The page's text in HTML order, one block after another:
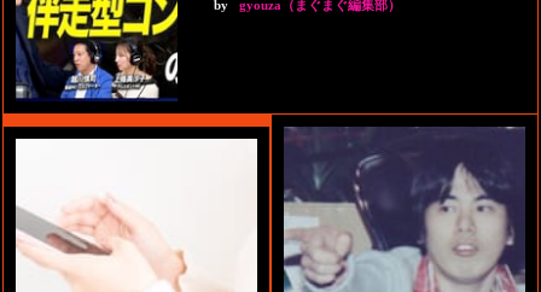
by gyouza（まぐまぐ編集部）